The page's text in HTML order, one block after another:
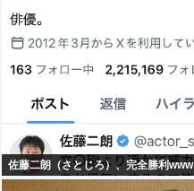
佐藤二朗（さとじろ）、完全勝利www